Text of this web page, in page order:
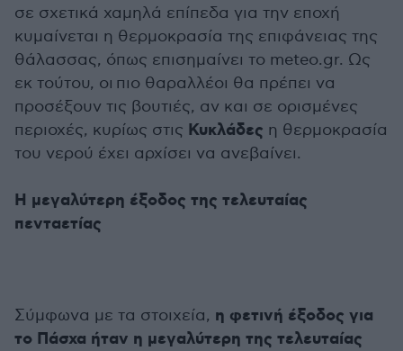
σε σχετικά χαμηλά επίπεδα για την εποχή
κυμαίνεται η θερμοκρασία της επιφάνειας της
θάλασσας, όπως επισημαίνει το meteo.gr. Ως
εκ τούτου, οι πιο θαραλλέοι θα πρέπει να
προσέξουν τις βουτιές, αν και σε ορισμένες
περιοχές, κυρίως στις Κυκλάδες η θερμοκρασία
του νερού έχει αρχίσει να ανεβαίνει.
Η μεγαλύτερη έξοδος της τελευταίας
πενταετίας
Σύμφωνα με τα στοιχεία, η φετινή έξοδος για
το Πάσχα ήταν η μεγαλύτερη της τελευταίας